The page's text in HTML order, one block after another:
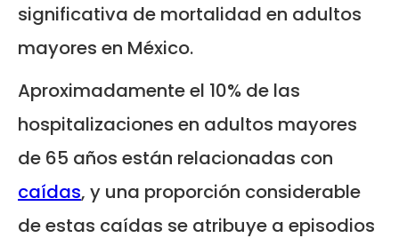
significativa de mortalidad en adultos
mayores en México.
Aproximadamente el 10% de las
hospitalizaciones en adultos mayores
de 65 años están relacionadas con
caídas, y una proporción considerable
de estas caídas se atribuye a episodios